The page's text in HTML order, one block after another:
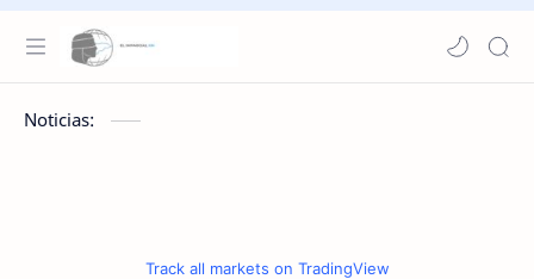
Noticias:
Track all markets on TradingView